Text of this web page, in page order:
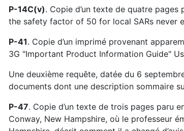
P-14C(v). Copie d’un texte de quatre
the safety factor of 50 for local SARs never
P-41. Copie d’un imprimé provenant
3G "Important Product Information Guide"
Une deuxième requête, datée du 6
documents dont une description sommaire
P-47. Copie d’un texte de trois pages paru
Conway, New Hampshire, où le professeur